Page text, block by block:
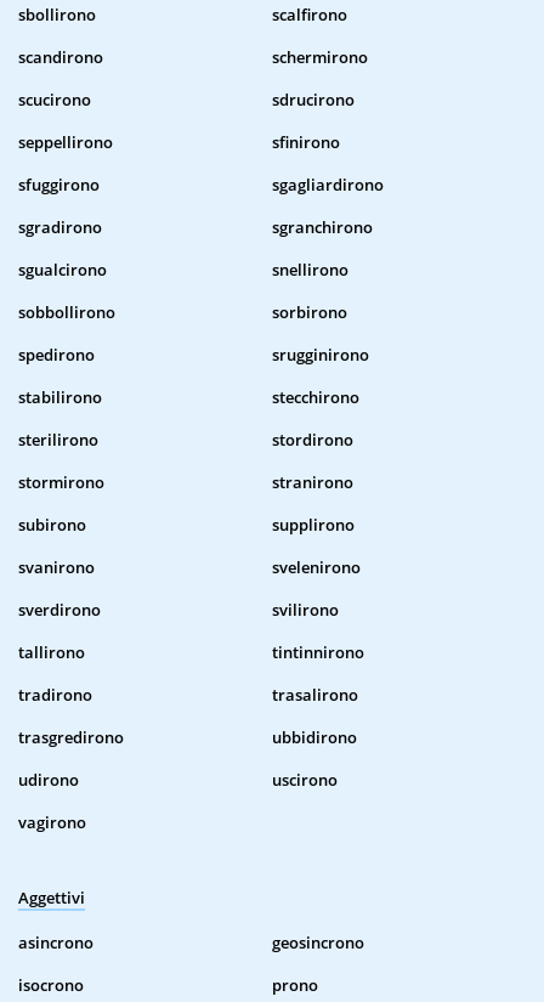
sbollirono
scalfirono
scandirono
schermirono
scucirono
sdrucirono
seppellirono
sfinirono
sfuggirono
sgagliardirono
sgradirono
sgranchirono
sgualcirono
snellirono
sobbollirono
sorbirono
spedirono
srugginirono
stabilirono
stecchirono
sterilirono
stordirono
stormirono
stranirono
subirono
supplirono
svanirono
svelenirono
sverdirono
svilirono
tallirono
tintinnirono
tradirono
trasalirono
trasgredirono
ubbidirono
udirono
uscirono
vagirono
Aggettivi
asincrono
geosincrono
isocrono
prono